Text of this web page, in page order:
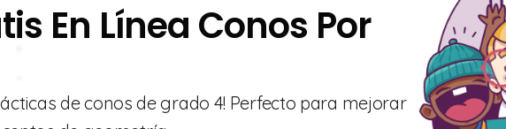
En Línea Conos Por
de conos de grado 4! Perfecto para mejorar